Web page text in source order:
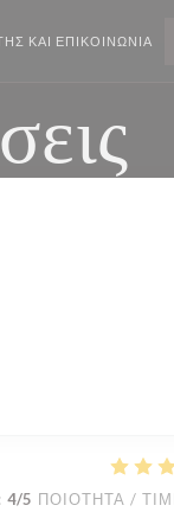
ΚΑΙ ΕΠΙΚΟΙΝΩΝΊΑ
4/5 ΠΟΙΌΤΗΤΑ /